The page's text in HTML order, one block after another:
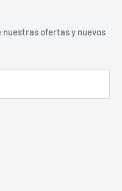
ofertas y nuevos